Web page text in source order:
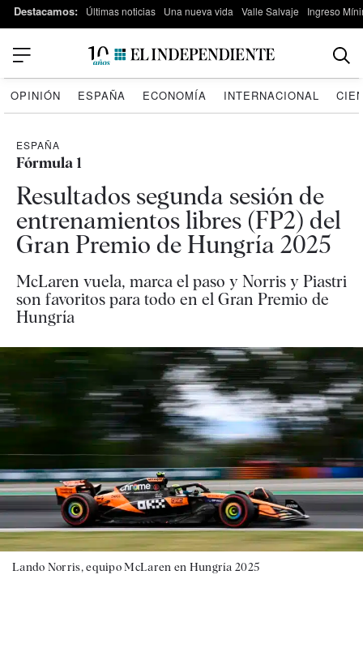
Destacamos: Últimas noticias Una nueva vida Valle Salvaje Ingreso
OPINIÓN ESPAÑA ECONOMÍA INTERNACIONAL
ESPAÑA
Fórmula 1
Resultados segunda sesión de
entrenamientos libres (FP2) del
Gran Premio de Hungría 2025
McLaren vuela, marca el paso y Norris y Piastri
son favoritos para todo en el Gran Premio de
Hungría
Lando Norris, equipo McLaren en Hungría 2025